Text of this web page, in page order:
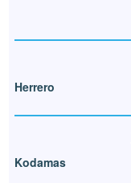
Herrero
Kodamas